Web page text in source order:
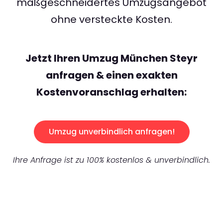
ohne versteckte Kosten.
Jetzt Ihren Umzug München Steyr
anfragen & einen exakten
Kostenvoranschlag erhalten:
Umzug unverbindlich anfragen!
Ihre Anfrage ist zu 100% kostenlos & unverbindlich.